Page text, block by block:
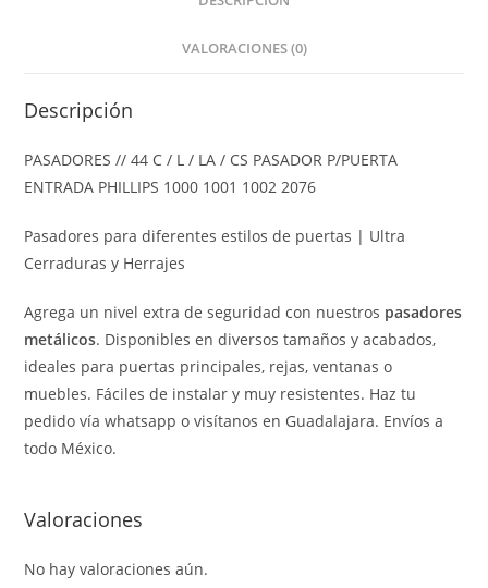
VALORACIONES (0)
Descripción
PASADORES // 44 C / L / LA / CS PASADOR P/PUERTA
ENTRADA PHILLIPS 1000 1001 1002 2076
Pasadores para diferentes estilos de puertas | Ultra
Cerraduras y Herrajes
Agrega un nivel extra de seguridad con nuestros pasadores
metálicos. Disponibles en diversos tamaños y acabados,
ideales para puertas principales, rejas, ventanas o
muebles. Fáciles de instalar y muy resistentes. Haz tu
pedido vía whatsapp o visítanos en Guadalajara. Envíos a
todo México.
Valoraciones
No hay valoraciones aún.